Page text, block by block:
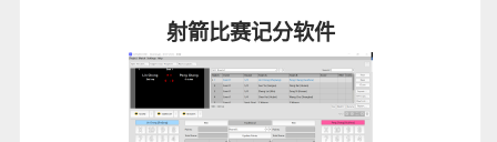
射箭比赛记分软件